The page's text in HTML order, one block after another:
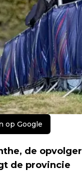
op Google
de opvolger
de provincie